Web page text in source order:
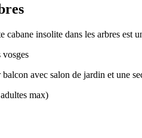
insolite dans les arbres est
balcon avec salon de jardin et une
max)